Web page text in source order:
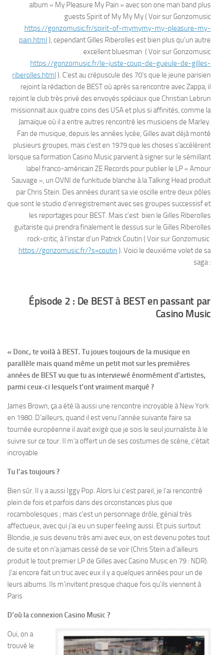
album « My Pleasure My Pain » avec son one man band plus
guests Spirit of My My My ( Voir sur Gonzomusic
https://gonzomusic.fr/spirit-of-mymymy-my-pleasure-my-
pain.html ), cependant Gilles Riberolles est bien plus qu’un autre
excellent bluesman ( Voir sur Gonzomusic
https://gonzomusic.fr/le-juste-coup-de-gueule-de-gilles-
riberolles.html ). C’est au crépuscule des 70’s que le jeune parisien
rejoint la rédaction de BEST où après sa rencontre avec Zappa, il
rejoint le club très privé des envoyés spéciaux que Christian Lebrun
missionnait aux quatre coins des USA et plus si affinités, comme la
Jamaïque où il a entre autres rencontré les musiciens de Marley.
Fan de musique, depuis les années lycée, Gilles avait déjà monté
plusieurs groupes, mais c’est en 1979 que les choses s’accélèrent
lorsque sa formation Casino Music parvient à signer sur le sémillant
label franco-américain ZE Records pour publier le LP « Amour
Sauvage », un OVNI de funkitude blanche à la Talking Head produit
par Chris Stein. Des années durant sa vie oscille entre deux pôles
que sont le studio d’enregistrement avec ses groupes successisf et
les reportages pour BEST. Mais c’est bien le Gilles Riberolles
guitariste qui prendra finalement le dessus sur le Gilles Riberolles
rock-critic, à l’instar d’un Patrick Coutin ( Voir sur Gonzomusic
https://gonzomusic.fr/?s=coutin ). Voici le deuxiéme volet de sa
saga :
Épisode 2 : De BEST à BEST en passant par
Casino Music
« Donc, te voilà à BEST. Tu joues toujours de la musique en
parallèle mais quand même un petit mot sur les premières
années de BEST vu que tu as interviewé énormément d’artistes,
parmi ceux-ci lesquels t’ont vraiment marqué ?
James Brown, ça a été là aussi une rencontre incroyable à New York
en 1980. D’ailleurs, quand il est venu l’année suivante faire sa
tournée européenne il avait exigé que je sois le seul journaliste à le
suivre sur ce tour. Il m’a offert un de ses costumes de scène, c’était
incroyable
Tu l’as toujours ?
Bien sûr. Il y a aussi Iggy Pop. Alors lui c’est pareil, je l’ai rencontré
plein de fois et parfois dans des circonstances plus que
rocambolesques ; mais c’est un personnage drôle, génial très
affectueux, avec qui j’ai eu un super feeling aussi. Et puis surtout
Blondie, je suis devenu très ami avec eux, on est devenu potes tout
de suite et on n’a jamais cessé de se voir (Chris Stein a d’ailleurs
produit le tout premier LP de Gilles avec Casino Music en 79 : NDR).
J’ai encore fait un truc avec eux il y a quelques années pour un de
leurs albums. Ils m’invitent presque chaque fois qu’ils viennent à
Paris
D’où la connexion Casino Music ?
Oui, on a
trouvé le